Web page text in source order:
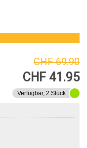
CHF 69.90
CHF 41.95
Verfügbar, 2 Stück